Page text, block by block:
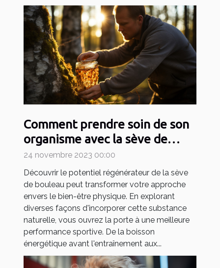
Comment prendre soin de son
organisme avec la sève de
bouleau pour devenir un
sportif efficace ?
24 novembre 2023 00:00
Découvrir le potentiel régénérateur de la sève
de bouleau peut transformer votre approche
envers le bien-être physique. En explorant
diverses façons d'incorporer cette substance
naturelle, vous ouvrez la porte à une meilleure
performance sportive. De la boisson
énergétique avant l'entraînement aux...